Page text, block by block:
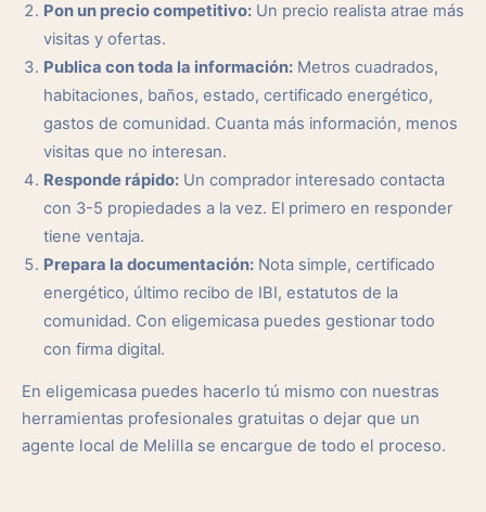
Pon un precio competitivo: Un precio realista atrae más
visitas y ofertas.
Publica con toda la información: Metros cuadrados,
habitaciones, baños, estado, certificado energético,
gastos de comunidad. Cuanta más información, menos
visitas que no interesan.
Responde rápido: Un comprador interesado contacta
con 3-5 propiedades a la vez. El primero en responder
tiene ventaja.
Prepara la documentación: Nota simple, certificado
energético, último recibo de IBI, estatutos de la
comunidad. Con eligemicasa puedes gestionar todo
con firma digital.
En eligemicasa puedes hacerlo tú mismo con nuestras
herramientas profesionales gratuitas o dejar que un
agente local de Melilla se encargue de todo el proceso.